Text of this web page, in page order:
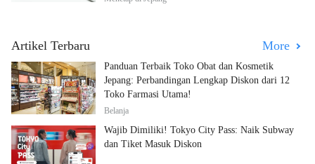
Artikel Terbaru More
Panduan Terbaik Toko Obat dan Kosmetik
Jepang: Perbandingan Lengkap Diskon dari 12
Toko Farmasi Utama!
Belanja
Wajib Dimiliki! Tokyo City Pass: Naik Subway
dan Tiket Masuk Diskon